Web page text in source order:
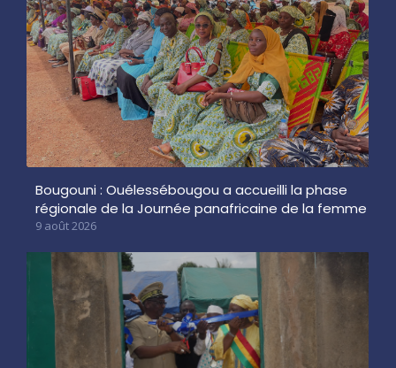
Bougouni : Ouélessébougou a accueilli la phase
régionale de la Journée panafricaine de la femme
9 août 2026